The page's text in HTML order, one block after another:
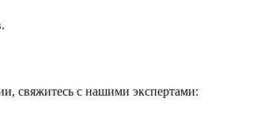
свяжитесь с нашими экспертами: